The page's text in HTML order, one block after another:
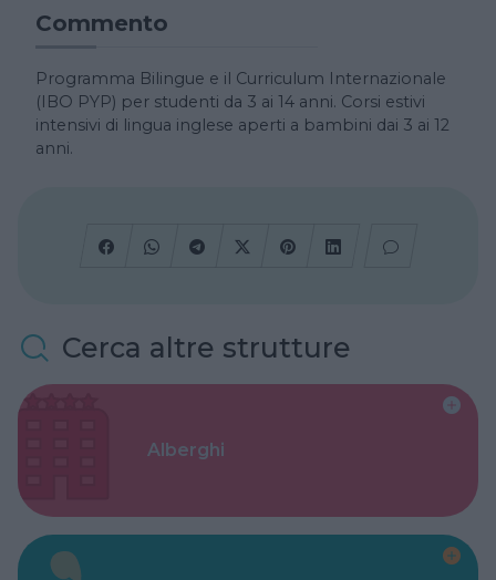
Commento
Programma Bilingue e il Curriculum Internazionale
(IBO PYP) per studenti da 3 ai 14 anni. Corsi estivi
intensivi di lingua inglese aperti a bambini dai 3 ai 12
anni.
Cerca altre strutture
Alberghi